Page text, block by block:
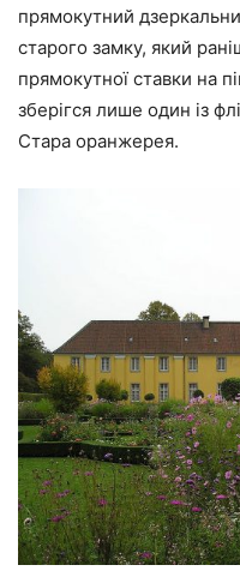
прямокутний
старого замку, який
прямокутної ставки на
зберігся лише один із
Стара оранжерея.